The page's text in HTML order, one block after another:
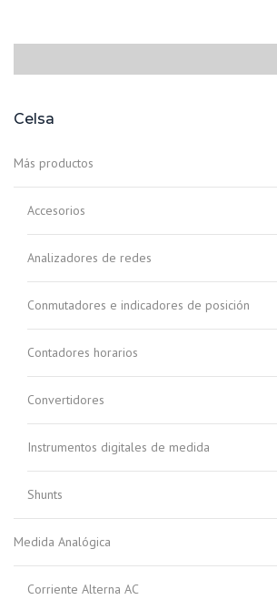
Celsa
Más productos
Accesorios
Analizadores de redes
Conmutadores e indicadores de posición
Contadores horarios
Convertidores
Instrumentos digitales de medida
Shunts
Medida Analógica
Corriente Alterna AC